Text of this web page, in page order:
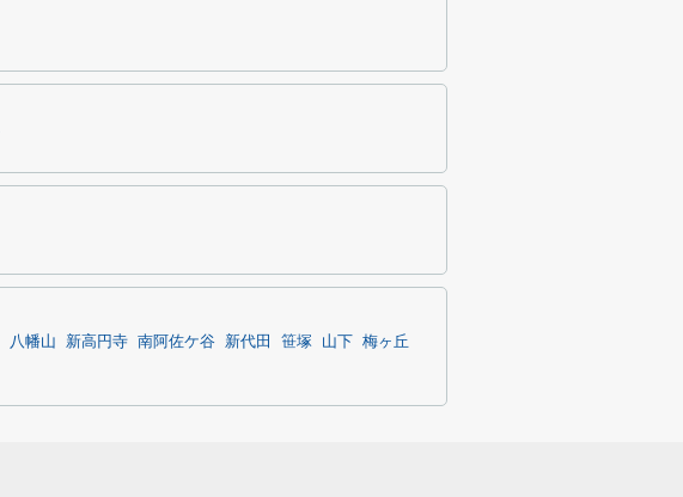
八幡山 新高円寺 南阿佐ケ谷 新代田 笹塚 山下
梅ヶ丘